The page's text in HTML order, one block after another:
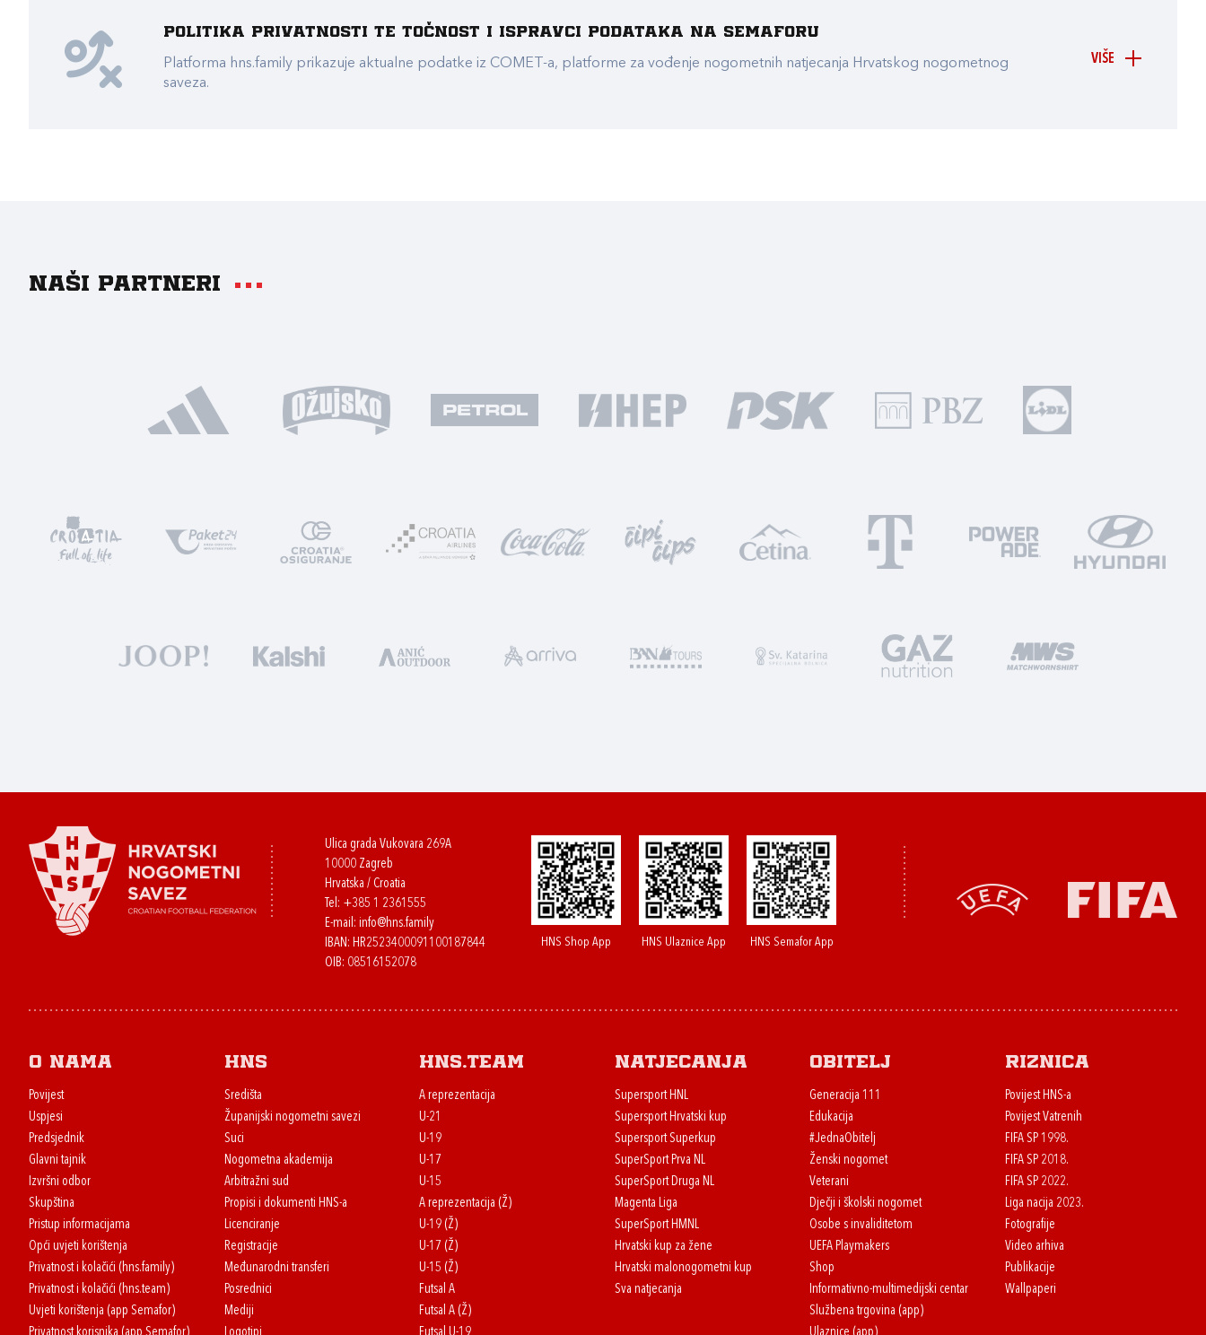
VIŠE
Politika privatnosti te točnost i ispravci podataka na Semaforu
Platforma hns.family prikazuje aktualne podatke iz COMET-a, platforme za vođenje nogometnih natjecanja Hrvatskog nogometnog
saveza.
Naši partneri
Ulica grada Vukovara 269A
10000 Zagreb
Hrvatska / Croatia
Tel: +385 1 2361555
E-mail: info@hns.family
IBAN: HR2523400091100187844
OIB: 08516152078
HNS Shop App HNS Ulaznice App HNS Semafor App
O nama
Povijest
Uspjesi
Predsjednik
Glavni tajnik
Izvršni odbor
Skupština
Pristup informacijama
Opći uvjeti korištenja
Privatnost i kolačići (hns.family)
Privatnost i kolačići (hns.team)
Uvjeti korištenja (app Semafor)
HNS
Središta
Županijski nogometni savezi
Suci
Nogometna akademija
Arbitražni sud
Propisi i dokumenti HNS-a
Licenciranje
Registracije
Međunarodni transferi
Posrednici
Mediji
HNS.team
A reprezentacija
U-21
U-19
U-17
U-15
A reprezentacija (Ž)
U-19 (Ž)
U-17 (Ž)
U-15 (Ž)
Futsal A
Futsal A (Ž)
Natjecanja
Supersport HNL
Supersport Hrvatski kup
Supersport Superkup
SuperSport Prva NL
SuperSport Druga NL
Magenta Liga
SuperSport HMNL
Hrvatski kup za žene
Hrvatski malonogometni kup
Sva natjecanja
Obitelj
Generacija 111
Edukacija
#JednaObitelj
Ženski nogomet
Veterani
Dječji i školski nogomet
Osobe s invaliditetom
UEFA Playmakers
Shop
Informativno-multimedijski centar
Službena trgovina (app)
Riznica
Povijest HNS-a
Povijest Vatrenih
FIFA SP 1998.
FIFA SP 2018.
FIFA SP 2022.
Liga nacija 2023.
Fotografije
Video arhiva
Publikacije
Wallpaperi